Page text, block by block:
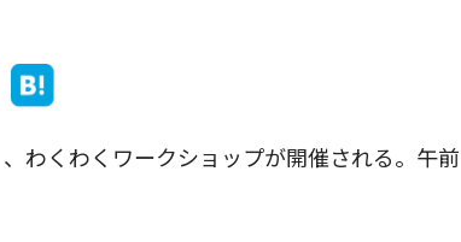
わくわくワークショップが開催される。午前